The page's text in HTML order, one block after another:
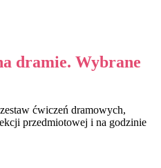
dramie. Wybrane
ćwiczeń dramowych,
przedmiotowej i na godzinie